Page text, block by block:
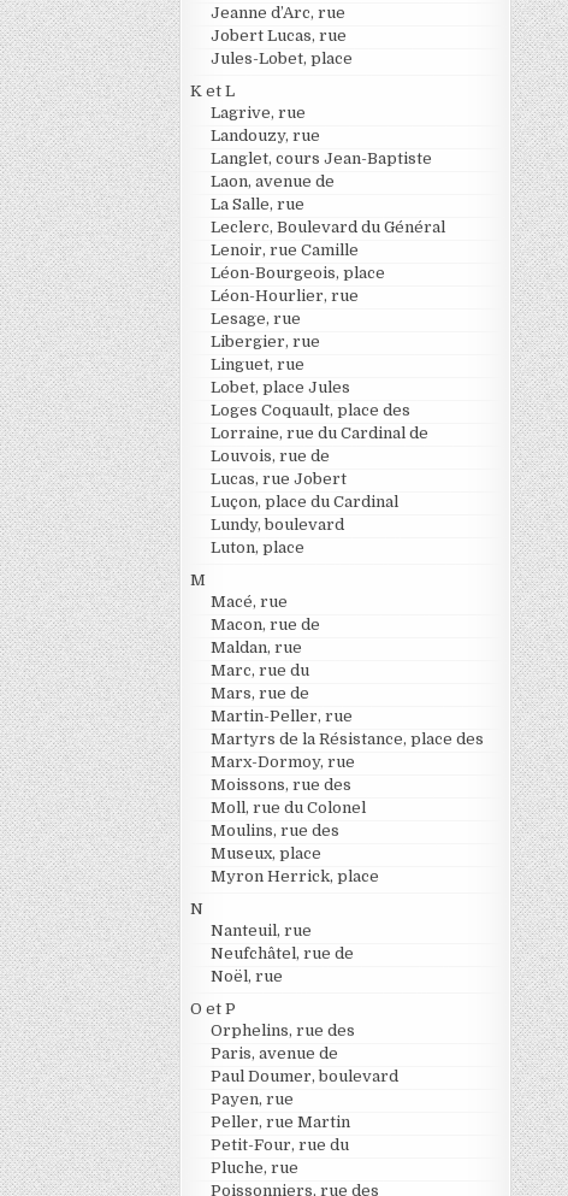
Jeanne d’Arc, rue
Jobert Lucas, rue
Jules-Lobet, place
K et L
Lagrive, rue
Landouzy, rue
Langlet, cours Jean-Baptiste
Laon, avenue de
La Salle, rue
Leclerc, Boulevard du Général
Lenoir, rue Camille
Léon-Bourgeois, place
Léon-Hourlier, rue
Lesage, rue
Libergier, rue
Linguet, rue
Lobet, place Jules
Loges Coquault, place des
Lorraine, rue du Cardinal de
Louvois, rue de
Lucas, rue Jobert
Luçon, place du Cardinal
Lundy, boulevard
Luton, place
M
Macé, rue
Macon, rue de
Maldan, rue
Marc, rue du
Mars, rue de
Martin-Peller, rue
Martyrs de la Résistance, place des
Marx-Dormoy, rue
Moissons, rue des
Moll, rue du Colonel
Moulins, rue des
Museux, place
Myron Herrick, place
N
Nanteuil, rue
Neufchâtel, rue de
Noël, rue
O et P
Orphelins, rue des
Paris, avenue de
Paul Doumer, boulevard
Payen, rue
Peller, rue Martin
Petit-Four, rue du
Pluche, rue
Poissonniers, rue des